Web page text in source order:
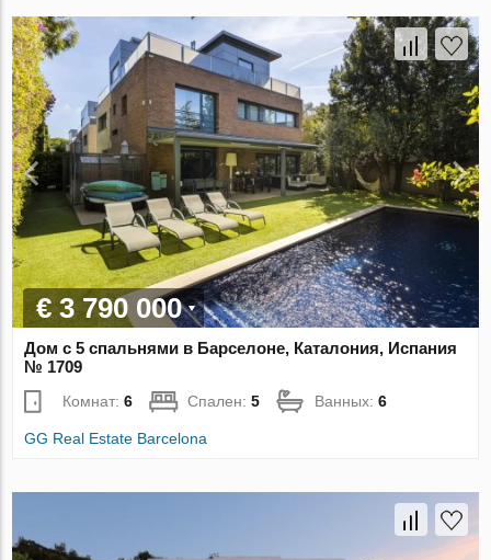
€ 3 790 000
Дом с 5 спальнями в Барселоне, Каталония, Испания
№ 1709
Комнат:6 Спален:5 Ванных:6
GG Real Estate Barcelona